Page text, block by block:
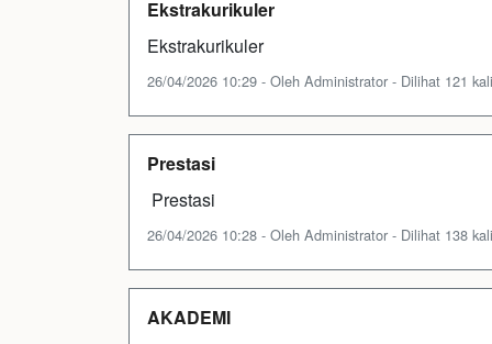
Ekstrakurikuler
Ekstrakurikuler
26/04/2026 10:29 - Oleh Administrator - Dilihat 121 kali
Prestasi
Prestasi
26/04/2026 10:28 - Oleh Administrator - Dilihat 138 kali
AKADEMI